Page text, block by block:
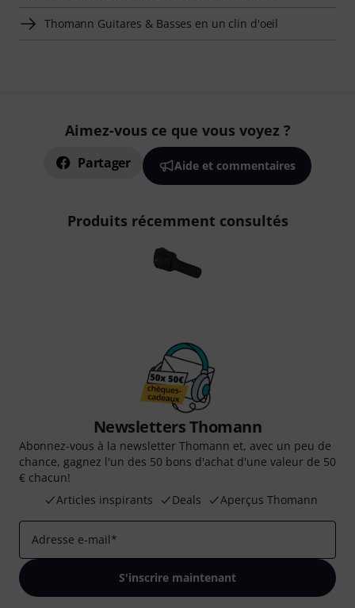
Thomann Guitares & Basses en un clin d'oeil
Aimez-vous ce que vous voyez ?
Partager Aide et commentaires
Produits récemment consultés
Newsletters Thomann
Abonnez-vous à la newsletter Thomann et, avec un peu de
chance, gagnez l'un des 50 bons d'achat d'une valeur de 50
€ chacun!
Articles inspirants
Deals Aperçus Thomann
Adresse e-mail*
S'inscrire maintenant